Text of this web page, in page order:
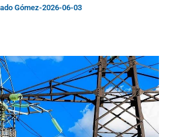
Gómez-2026-06-03